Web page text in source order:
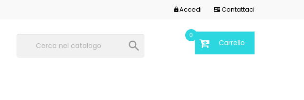
Accedi  Contattaci
 Carrello
0